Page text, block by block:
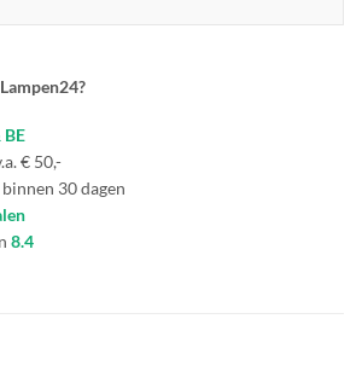
BE
€ 50,-
binnen 30 dagen
8.4